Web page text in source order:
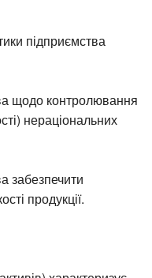
підприємства
щодо контролювання
нераціональних
забезпечити
продукції.